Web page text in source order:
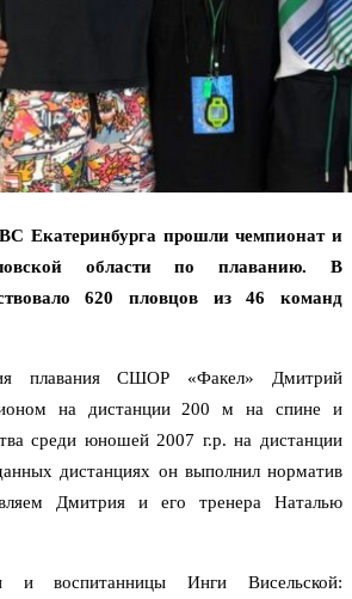
Екатеринбурга прошли чемпионат и
области по плаванию. В
620 пловцов из 46 команд
плавания СШОР «Факел» Дмитрий
на дистанции 200 м на спине и
среди юношей 2007 г.р. на дистанции
дистанциях он выполнил норматив
Дмитрия и его тренера Наталью
и воспитанницы Инги Висельской: